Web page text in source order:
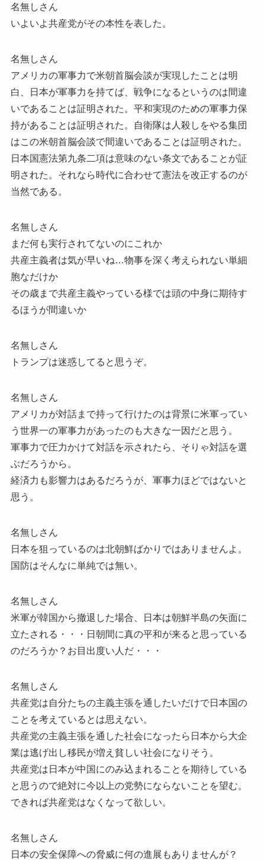
名無しさん
いよいよ共産党がその本性を表した。
名無しさん
アメリカの軍事力で米朝首脳会談が実現したことは明
白、日本が軍事力を持てば、戦争になるというのは間違
いであることは証明された。平和実現のための軍事力保
持があることは証明された。自衛隊は人殺しをやる集団
はこの米朝首脳会談で間違いであることは証明された。
日本国憲法第九条二項は意味のない条文であることが証
明された。それなら時代に合わせて憲法を改正するのが
当然である。
名無しさん
まだ何も実行されてないのにこれか
共産主義者は気が早いね…物事を深く考えられない単細
胞なだけか
その歳まで共産主義やっている様では頭の中身に期待す
るほうが間違いか
名無しさん
トランプは迷惑してると思うぞ。
名無しさん
アメリカが対話まで持って行けたのは背景に米軍ってい
う世界一の軍事力があったのも大きな一因だと思う。
軍事力で圧力かけて対話を示されたら、そりゃ対話を選
ぶだろうから。
経済力も影響力はあるだろうが、軍事力ほどではないと
思う。
名無しさん
日本を狙っているのは北朝鮮ばかりではありませんよ。
国防はそんなに単純では無い。
名無しさん
米軍が韓国から撤退した場合、日本は朝鮮半島の矢面に
立たされる・・・日朝間に真の平和が来ると思っている
のだろうか？お目出度い人だ・・・
名無しさん
共産党は自分たちの主義主張を通したいだけで日本国の
ことを考えているとは思えない。
共産党の主義主張を通した社会になったら日本から大企
業は逃げ出し移民が増え貧しい社会になりそう。
共産党は日本が中国にのみ込まれることを期待している
と思うので絶対に今以上の党勢にならないことを望む。
できれば共産党はなくなって欲しい。
名無しさん
日本の安全保障への脅威に何の進展もありませんが？